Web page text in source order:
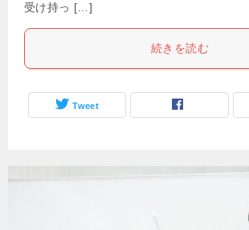
受け持っ […]
続きを読む
Tweet